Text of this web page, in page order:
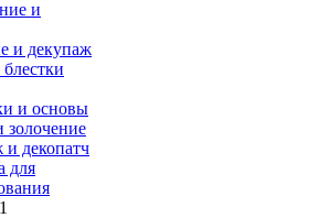
и декупаж
и основы
золочение
декопатч
для